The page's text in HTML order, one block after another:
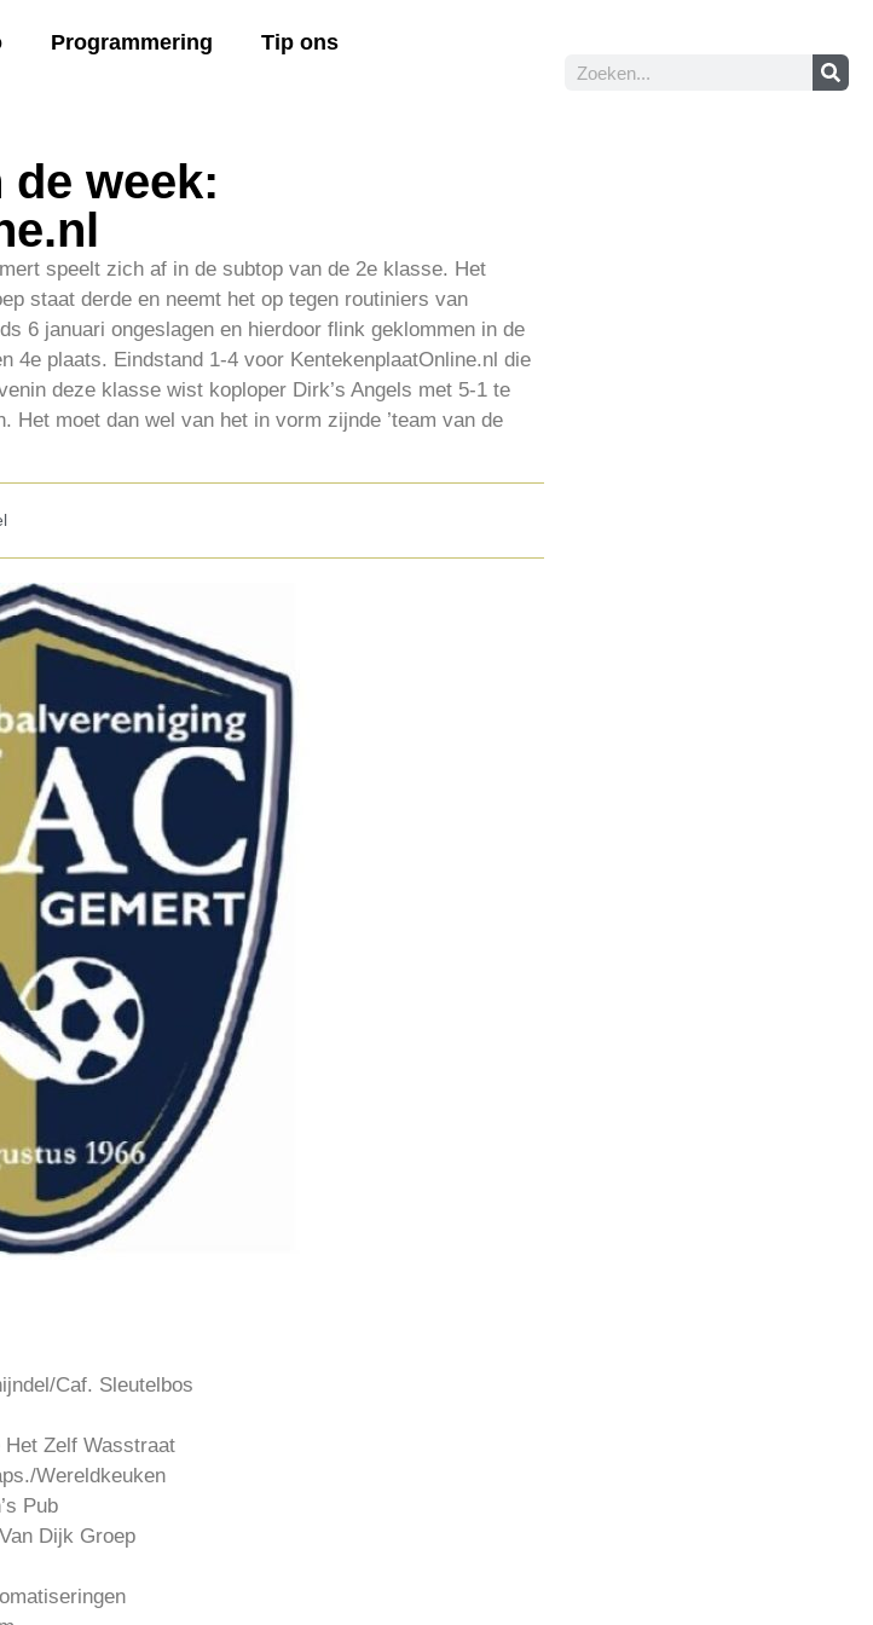
Programmering Tip ons
de week:
speelt zich af in de subtop van de 2e klasse. Het
staat derde en neemt het op tegen routiniers van
6 januari ongeslagen en hierdoor flink geklommen in de
4e plaats. Eindstand 1-4 voor KentekenplaatOnline.nl die
deze klasse wist koploper Dirk’s Angels met 5-1 te
Het moet dan wel van het in vorm zijnde ’team van de
Caf. Sleutelbos
Het Zelf Wasstraat
Wereldkeuken
Pub
Dijk Groep